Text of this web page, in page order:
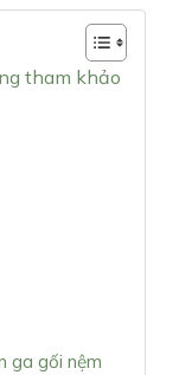
tham khảo
ga gối nệm